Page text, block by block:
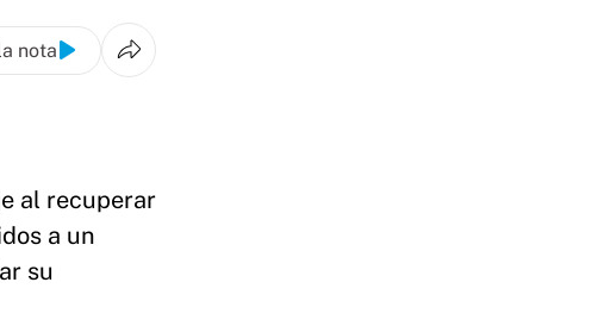
nota
al recuperar
a un
su